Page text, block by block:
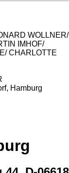
WOLLNER/
IMHOF/
CHARLOTTE
Hamburg